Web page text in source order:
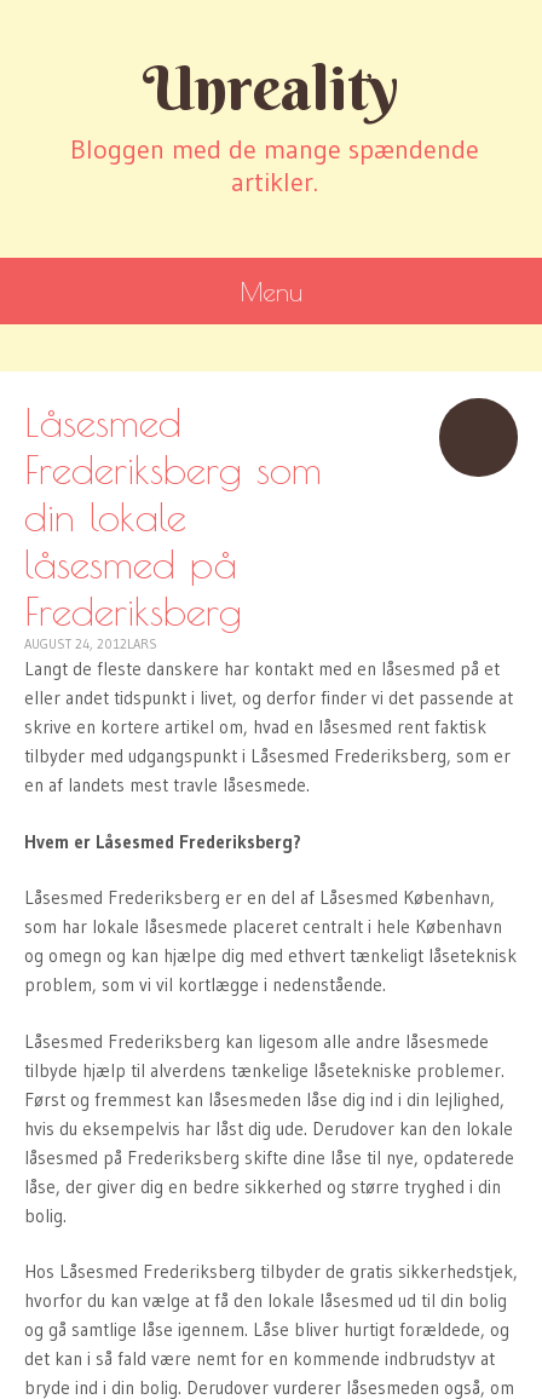
Unreality
Bloggen med de mange spændende
artikler.
Menu
CONTENT
Låsesmed
Frederiksberg som
din lokale
låsesmed på
Frederiksberg
AUGUST 24, 2012LARS
Langt de fleste danskere har kontakt med en låsesmed på et
eller andet tidspunkt i livet, og derfor finder vi det passende at
skrive en kortere artikel om, hvad en låsesmed rent faktisk
tilbyder med udgangspunkt i Låsesmed Frederiksberg, som er
en af landets mest travle låsesmede.
Hvem er Låsesmed Frederiksberg?
Låsesmed Frederiksberg er en del af Låsesmed København,
som har lokale låsesmede placeret centralt i hele København
og omegn og kan hjælpe dig med ethvert tænkeligt låseteknisk
problem, som vi vil kortlægge i nedenstående.
Låsesmed Frederiksberg kan ligesom alle andre låsesmede
tilbyde hjælp til alverdens tænkelige låsetekniske problemer.
Først og fremmest kan låsesmeden låse dig ind i din lejlighed,
hvis du eksempelvis har låst dig ude. Derudover kan den lokale
låsesmed på Frederiksberg skifte dine låse til nye, opdaterede
låse, der giver dig en bedre sikkerhed og større tryghed i din
bolig.
Hos Låsesmed Frederiksberg tilbyder de gratis sikkerhedstjek,
hvorfor du kan vælge at få den lokale låsesmed ud til din bolig
og gå samtlige låse igennem. Låse bliver hurtigt forældede, og
det kan i så fald være nemt for en kommende indbrudstyv at
bryde ind i din bolig. Derudover vurderer låsesmeden også, om